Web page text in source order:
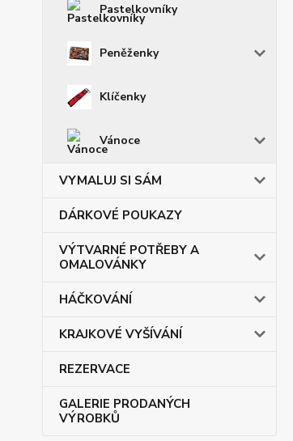
Pastelkovníky
Peněženky
Klíčenky
Vánoce
VYMALUJ SI SÁM
DÁRKOVÉ POUKAZY
VÝTVARNÉ POTŘEBY A
OMALOVÁNKY
HÁČKOVÁNÍ
KRAJKOVÉ VYŠÍVÁNÍ
REZERVACE
GALERIE PRODANÝCH
VÝROBKŮ